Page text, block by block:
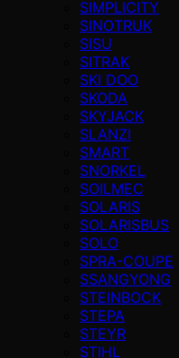
SIMPLICITY
SINOTRUK
SISU
SITRAK
SKI DOO
SKODA
SKYJACK
SLANZI
SMART
SNORKEL
SOILMEC
SOLARIS
SOLARISBUS
SOLO
SPRA-COUPE
SSANGYONG
STEINBOCK
STEPA
STEYR
STIHL